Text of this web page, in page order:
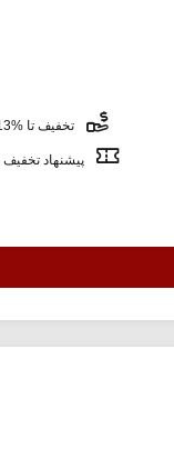
تخفیف تا %13
پیشنهاد تخفیف